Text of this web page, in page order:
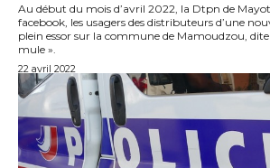
Au début du mois d’avril 2022, la Dtpn de
facebook, les usagers des distributeurs d’une
plein essor sur la commune de Mamoudzou, dite
mule ».
22 avril 2022